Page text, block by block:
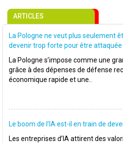
ARTICLES
La Pologne ne veut plus seulement
devenir trop forte pour être attaquée
La Pologne s’impose comme une
grâce à des dépenses de défense
économique rapide et une..
Le boom de l’IA est-il en train de
Les entreprises d’IA attirent des